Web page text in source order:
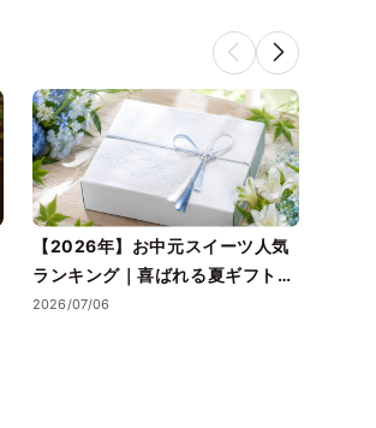
【2026年】お中元スイーツ人気
ランキング｜喜ばれる夏ギフトの
選び方も紹介
2026/07/06